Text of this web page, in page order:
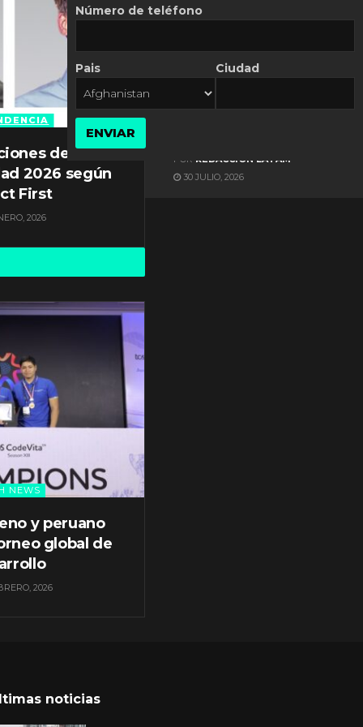
de
2026 según
First
2026
NEWS
y peruano
global de
2026
ES NOTICIA
POR REDACCIÓN LATAM
30 JULIO, 2026
noticias
Número de teléfono
Pais Ciudad
ENVIAR